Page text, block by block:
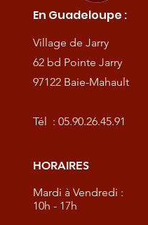
En Guadeloupe :
Village de Jarry
62 bd Pointe Jarry
97122 Baie-Mahault
Tél : 05.90.26.45.91
HORAIRES
Mardi à Vendredi :
10h - 17h